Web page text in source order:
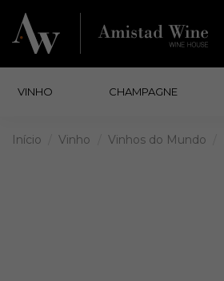
VINHO CHAMPAGNE
Início Vinho Vinhos do Mundo